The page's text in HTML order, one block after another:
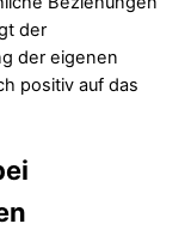
der
der eigenen
positiv auf das